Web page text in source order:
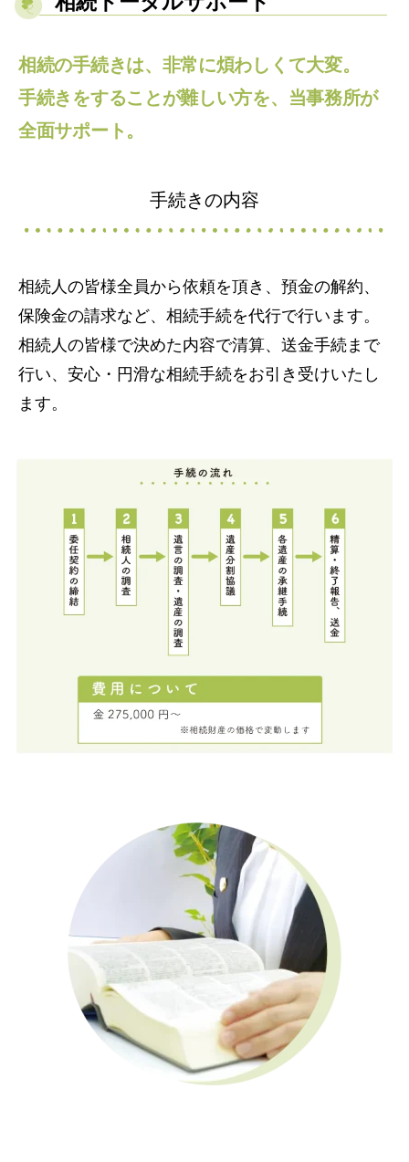
相続の手続きは、非常に煩わしくて大変。
手続きをすることが難しい方を、当事務所が
全面サポート。
手続きの内容
相続人の皆様全員から依頼を頂き、預金の解約、
保険金の請求など、相続手続を代行で行います。
相続人の皆様で決めた内容で清算、送金手続まで
行い、安心・円滑な相続手続をお引き受けいたし
ます。